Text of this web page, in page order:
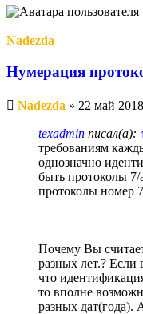
началу
Nadezda
Нумерация
Непрочитанное
Nadezda » 22 май
texadmin писал(а):
требованиям
однозначно
быть протоколы
протоколы номер
Почему Вы
разных лет.?
что
то вполне
разных дат(года).